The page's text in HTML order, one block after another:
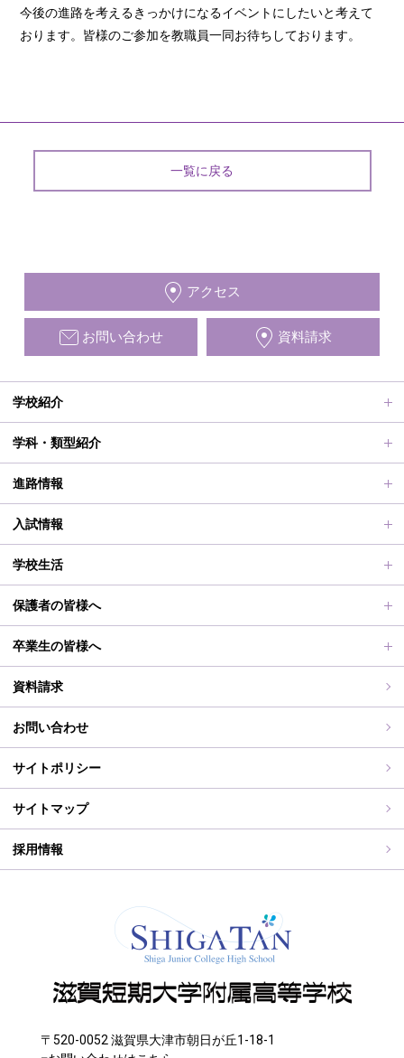
今後の進路を考えるきっかけになるイベントにしたいと考えて
おります。皆様のご参加を教職員一同お待ちしております。
一覧に戻る
アクセス
お問い合わせ 資料請求
学校紹介
ごあいさつ、沿革
動画で見る学校案内、SUMIRE100-Fes
施設紹介
アクセス
め対策基本方針
学科・類型紹介
普通科Ⅱ類
普通科Ⅰ類
滋賀短での学び
進路情報
進路サポート
合格者メッセージ
進路実績
滋賀短期大学への推薦制度
入試情報
オープンスクール
オープンスクールレポート
2026年度（令和8年度）募集概要
過去の入試問題
学校生活
部活動、生徒会行事
制服紹介
海外研修旅行
学校行事
保護者の皆様へ
保護者の皆様へ
PT通信
卒業生の皆様へ
各種証明書交付について
同窓会事務局よりお知らせ
同窓会報（すみれ）、すみれweb
ご住所変更
資料請求
お問い合わせ
サイトポリシー
サイトマップ
採用情報
〒520-0052 滋賀県大津市朝日が丘1-18-1